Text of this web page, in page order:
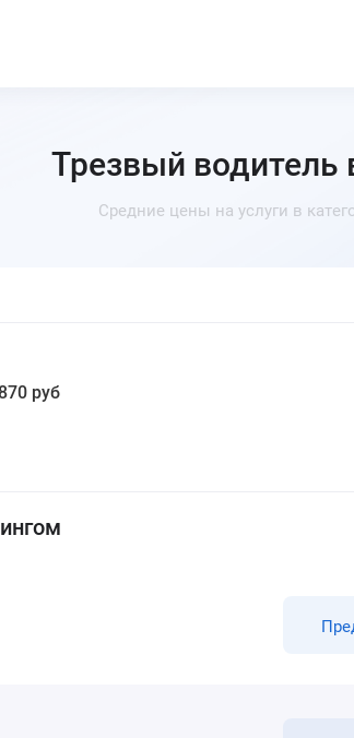
Трезвый водитель
Средние цены на услуги в
руб